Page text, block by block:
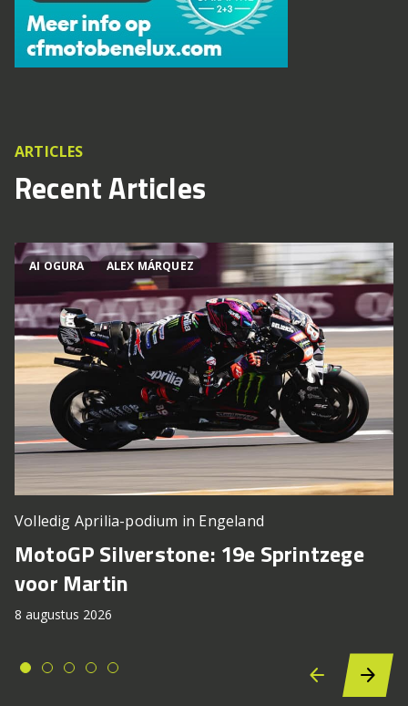
ARTICLES
Recent Articles
AI OGURA ALEX MÁRQUEZ
Volledig Aprilia-podium in Engeland
MotoGP Silverstone: 19e Sprintzege
voor Martin
8 augustus 2026